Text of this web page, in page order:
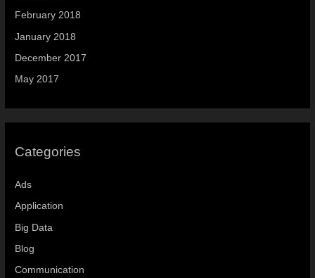
February 2018
January 2018
December 2017
May 2017
Categories
Ads
Application
Big Data
Blog
Communication